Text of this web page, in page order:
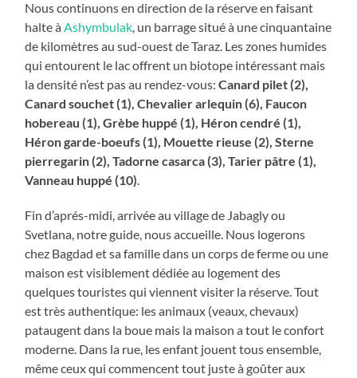
Nous continuons en direction de la réserve en faisant
halte à Ashymbulak , un barrage situé à une cinquantaine
de kilomètres au sud-ouest de Taraz. Les zones humides
qui entourent le lac offrent un biotope intéressant mais
la densité n’est pas au rendez-vous:Canard pilet (2),
Canard souchet (1), Chevalier arlequin (6), Faucon
hobereau (1), Grèbe huppé (1), Héron cendré (1),
Héron garde-boeufs (1), Mouette rieuse (2), Sterne
pierregarin (2), Tadorne casarca (3), Tarier pâtre (1),
Vanneau huppé (10)
Fin d’aprés-midi, arrivée au village de Jabagly ou
Svetlana, notre guide, nous accueille. Nous logerons
chez Bagdad et sa famille dans un corps de ferme ou une
maison est visiblement dédiée au logement des
quelques touristes qui viennent visiter la réserve. Tout
est très authentique: les animaux (veaux, chevaux)
pataugent dans la boue mais la maison a tout le confort
moderne. Dans la rue, les enfant jouent tous ensemble,
même ceux qui commencent tout juste à goûter aux